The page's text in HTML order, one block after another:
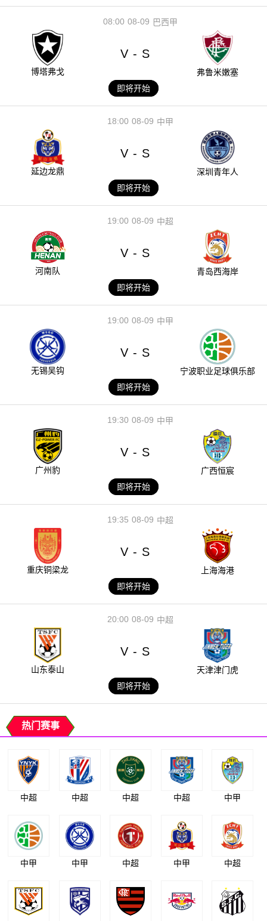
08-09
08:00 巴西甲
博塔弗戈
V - S
弗鲁米嫩塞
即将开始
08-09
18:00 中甲
延边龙鼎
V - S
深圳青年人
即将开始
08-09
19:00 中超
河南队
V - S
青岛西海岸
即将开始
08-09
19:00 中甲
无锡吴钩
V - S
宁波职业足球俱乐部
即将开始
08-09
19:30 中甲
广州豹
V - S
广西恒宸
即将开始
08-09
19:35 中超
重庆铜梁龙
V - S
上海海港
即将开始
08-09
20:00 中超
山东泰山
V - S
天津津门虎
即将开始
热门赛事
中超 中超 中超 中超 中甲
中甲 中甲 中超 中甲 中超